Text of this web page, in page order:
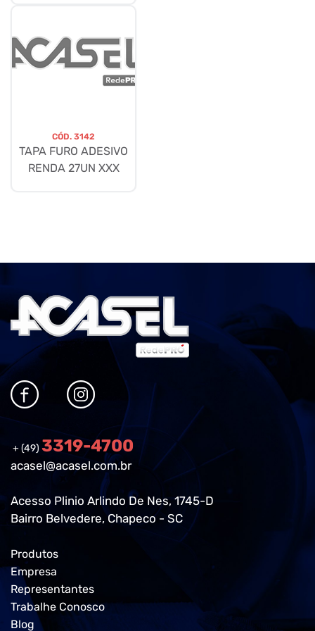
CÓD. 3142
TAPA FURO ADESIVO
RENDA 27UN XXX
+ (49) 3319-4700
acasel@acasel.com.br
Acesso Plinio Arlindo De Nes, 1745-D
Bairro Belvedere, Chapeco - SC
Produtos
Empresa
Representantes
Trabalhe Conosco
Blog